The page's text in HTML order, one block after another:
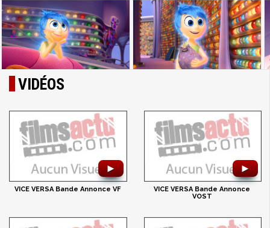
VIDÉOS
►
VICE VERSA Bande Annonce VF
►
VICE VERSA Bande Annonce
VOST